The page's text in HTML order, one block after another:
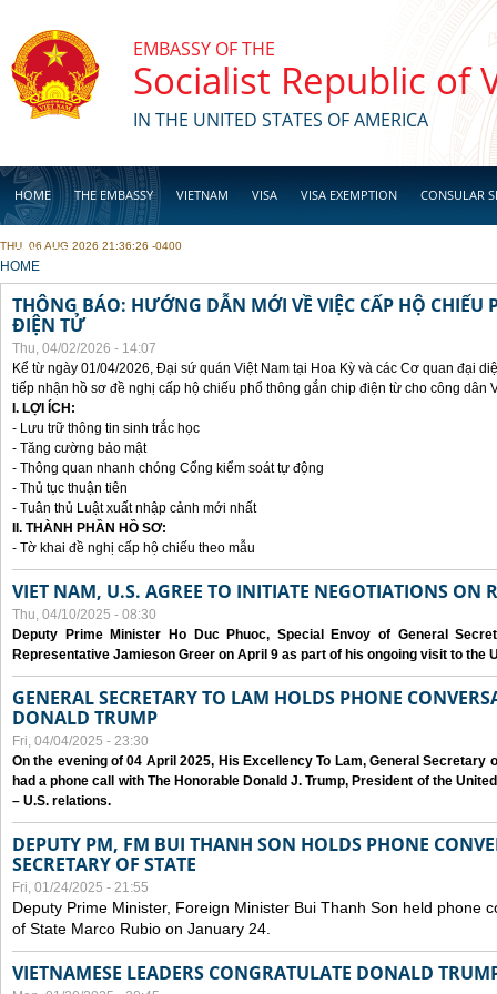
EMBASSY OF THE
Socialist Republic of
IN THE UNITED STATES OF AMERICA
HOME THE EMBASSY VIETNAM VISA VISA EXEMPTION CONSULAR
BUSINESS
THU, 06 AUG 2026 21:36:26 -0400
YOU ARE HERE
HOME
THÔNG BÁO: HƯỚNG DẪN MỚI VỀ VIỆC CẤP HỘ CHIẾU
ĐIỆN TỬ
Thu, 04/02/2026 - 14:07
Kể từ ngày 01/04/2026, Đại sứ quán Việt Nam tại Hoa Kỳ và các Cơ quan đại
tiếp nhận hồ sơ đề nghị cấp hộ chiếu phổ thông gắn chip điện từ cho công dân
I. LỢI ÍCH:
- Lưu trữ thông tin sinh trắc học
- Tăng cường bảo mật
- Thông quan nhanh chóng Cổng kiểm soát tự động
- Thủ tục thuận tiên
- Tuân thủ Luật xuất nhập cảnh mới nhất
II. THÀNH PHẦN HỒ SƠ:
- Tờ khai đề nghị cấp hộ chiếu theo mẫu
VIET NAM, U.S. AGREE TO INITIATE NEGOTIATIONS ON
Thu, 04/10/2025 - 08:30
Deputy Prime Minister Ho Duc Phuoc, Special Envoy of General
Representative Jamieson Greer on April 9 as part of his ongoing visit to the
GENERAL SECRETARY TO LAM HOLDS PHONE
DONALD TRUMP
Fri, 04/04/2025 - 23:30
On the evening of 04 April 2025, His Excellency To Lam, General Secretary
had a phone call with The Honorable Donald J. Trump, President of the
– U.S. relations.
DEPUTY PM, FM BUI THANH SON HOLDS PHONE
SECRETARY OF STATE
Fri, 01/24/2025 - 21:55
Deputy Prime Minister, Foreign Minister Bui Thanh Son held phone
of State Marco Rubio on January 24.
VIETNAMESE LEADERS CONGRATULATE DONALD